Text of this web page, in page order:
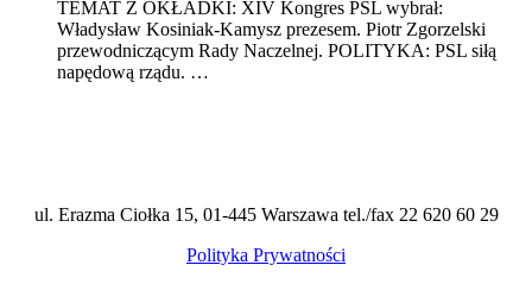
TEMAT Z OKŁADKI: XIV Kongres PSL wybrał:
Władysław Kosiniak-Kamysz prezesem. Piotr Zgorzelski
przewodniczącym Rady Naczelnej. POLITYKA: PSL siłą
napędową rządu. …
ul. Erazma Ciołka 15, 01-445 Warszawa tel./fax 22 620 60 29
Polityka Prywatności